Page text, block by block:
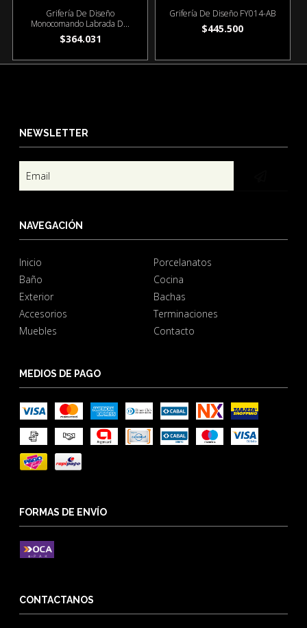
Grifería De Diseño
Monocomando Labrada D...
$364.031
Grifería De Diseño FY014-AB
$445.500
NEWSLETTER
NAVEGACIÓN
Inicio
Porcelanatos
Baño
Cocina
Exterior
Bachas
Accesorios
Terminaciones
Muebles
Contacto
MEDIOS DE PAGO
FORMAS DE ENVÍO
CONTACTANOS